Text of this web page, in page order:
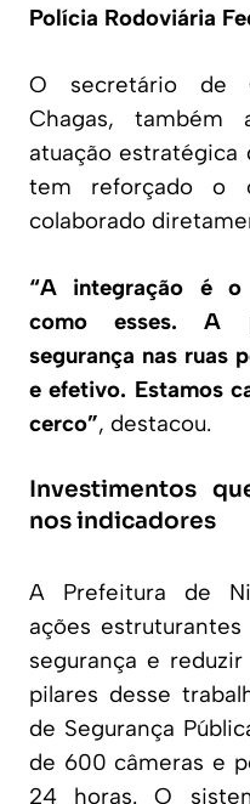
Polícia Rodoviária
O secretário de
Chagas, também
atuação estratégica
tem reforçado o
colaborado
“A integração é o
como esses. A
segurança nas ruas
e efetivo. Estamos
cerco”, destacou.
Investimentos
nos indicadores
A Prefeitura de
ações
segurança e
pilares desse
de Segurança
de 600 câmeras e
24 horas. O